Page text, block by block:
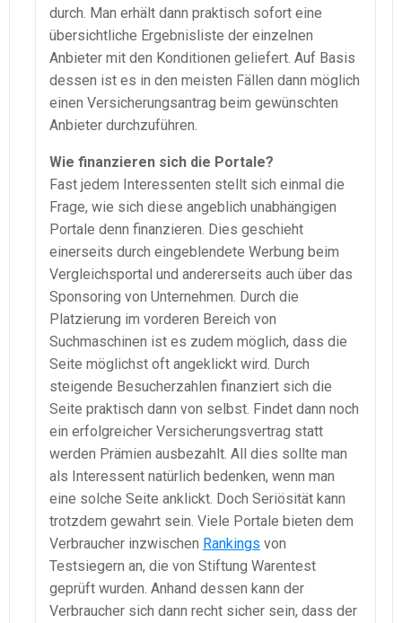
durch. Man erhält dann praktisch sofort eine
übersichtliche Ergebnisliste der einzelnen
Anbieter mit den Konditionen geliefert. Auf Basis
dessen ist es in den meisten Fällen dann möglich
einen Versicherungsantrag beim gewünschten
Anbieter durchzuführen.
Wie finanzieren sich die Portale?
Fast jedem Interessenten stellt sich einmal die
Frage, wie sich diese angeblich unabhängigen
Portale denn finanzieren. Dies geschieht
einerseits durch eingeblendete Werbung beim
Vergleichsportal und andererseits auch über das
Sponsoring von Unternehmen. Durch die
Platzierung im vorderen Bereich von
Suchmaschinen ist es zudem möglich, dass die
Seite möglichst oft angeklickt wird. Durch
steigende Besucherzahlen finanziert sich die
Seite praktisch dann von selbst. Findet dann noch
ein erfolgreicher Versicherungsvertrag statt
werden Prämien ausbezahlt. All dies sollte man
als Interessent natürlich bedenken, wenn man
eine solche Seite anklickt. Doch Seriösität kann
trotzdem gewahrt sein. Viele Portale bieten dem
Verbraucher inzwischen Rankings von
Testsiegern an, die von Stiftung Warentest
geprüft wurden. Anhand dessen kann der
Verbraucher sich dann recht sicher sein, dass der